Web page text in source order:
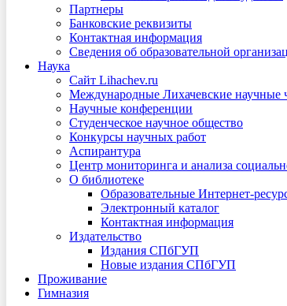
Партнеры
Банковские реквизиты
Контактная информация
Сведения об образовательной
Наука
Сайт Lihachev.ru
Международные Лихачевские научные
Научные конференции
Студенческое научное общество
Конкурсы научных работ
Аспирантура
Центр мониторинга и анализа
О библиотеке
Образовательные Интернет-
Электронный каталог
Контактная информация
Издательство
Издания СПбГУП
Новые издания СПбГУП
Проживание
Гимназия